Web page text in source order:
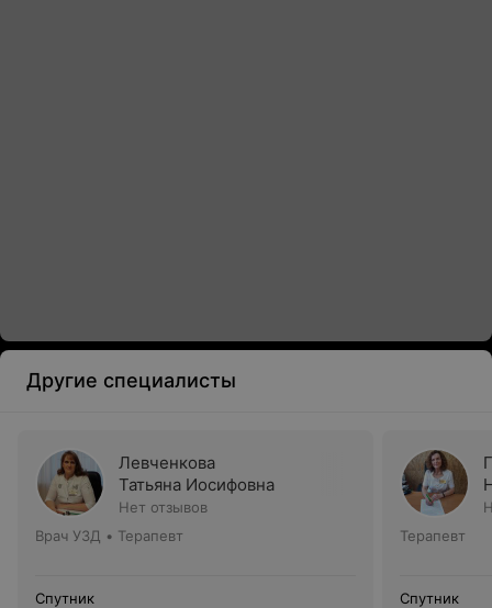
Другие специалисты
Левченкова
Татьяна Иосифовна
Нет отзывов
Врач УЗД • Терапевт
Спутник
Терапевт
Спутник